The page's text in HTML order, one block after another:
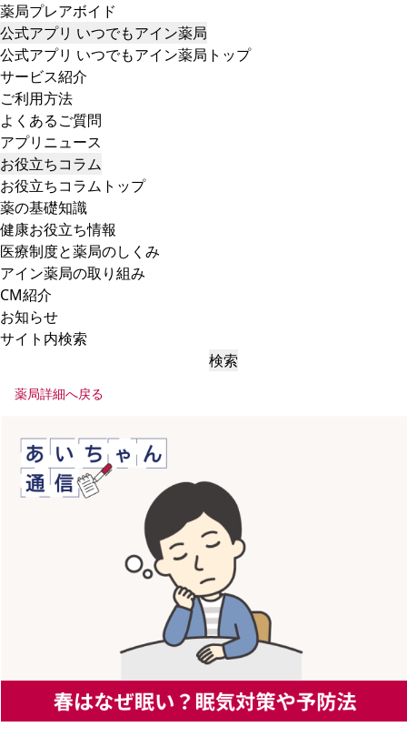
薬局プレアボイド
公式アプリ いつでもアイン薬局
公式アプリ いつでもアイン薬局トップ
サービス紹介
ご利用方法
よくあるご質問
アプリニュース
お役立ちコラム
お役立ちコラムトップ
薬の基礎知識
健康お役立ち情報
医療制度と薬局のしくみ
アイン薬局の取り組み
CM紹介
お知らせ
サイト内検索
検索
薬局詳細へ戻る